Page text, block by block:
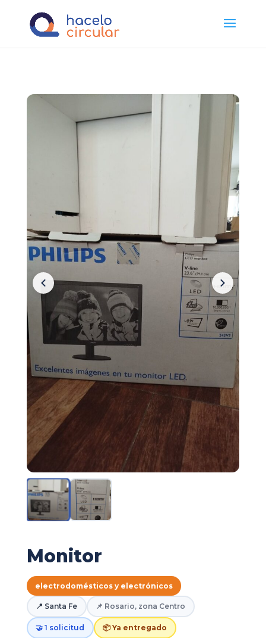
Monitor
electrodomésticos y electrónicos
📍 Santa Fe 📌 Rosario, zona Centro
🤝 1 solicitud 📦 Ya entregado